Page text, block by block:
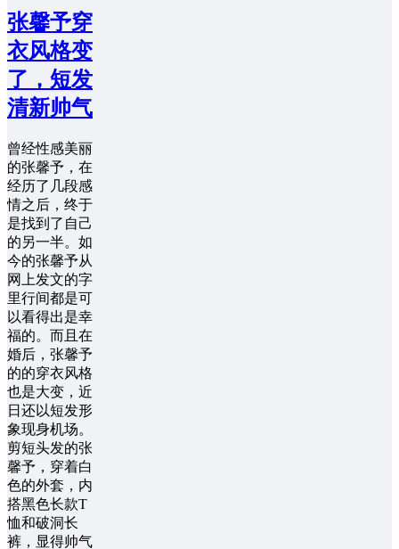
张馨予穿
衣风格变
了，短发
清新帅气
曾经性感美丽
的张馨予，在
经历了几段感
情之后，终于
是找到了自己
的另一半。如
今的张馨予从
网上发文的字
里行间都是可
以看得出是幸
福的。而且在
婚后，张馨予
的的穿衣风格
也是大变，近
日还以短发形
象现身机场。
剪短头发的张
馨予，穿着白
色的外套，内
搭黑色长款T
恤和破洞长
裤，显得帅气